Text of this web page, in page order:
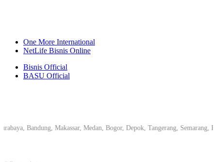
One More International
NetLife Bisnis Online
Bisnis Official
BASU Official
Makassar, Medan, Bogor, Depok, Tangerang, Semarang,